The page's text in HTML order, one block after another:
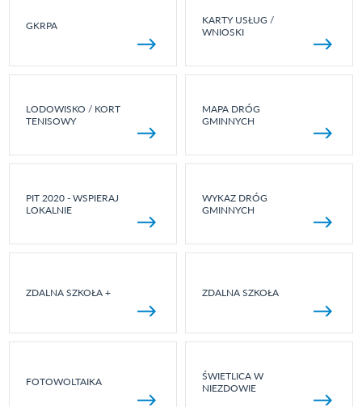
GKRPA
KARTY USŁUG /
WNIOSKI
LODOWISKO / KORT
TENISOWY
MAPA DRÓG
GMINNYCH
PIT 2020 - WSPIERAJ
LOKALNIE
WYKAZ DRÓG
GMINNYCH
ZDALNA SZKOŁA + ZDALNA SZKOŁA
FOTOWOLTAIKA
ŚWIETLICA W
NIEZDOWIE